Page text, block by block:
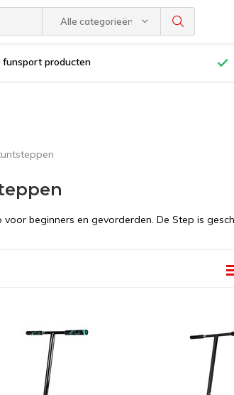
Alle categorieën
funsport producten
beginners en gevorderden. De Step is